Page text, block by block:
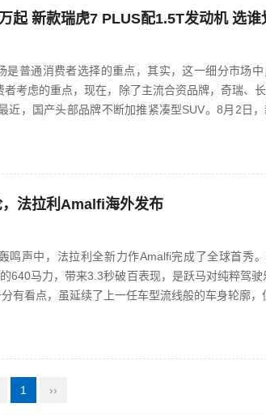
起 新款瑞虎7 PLUS配1.5T发动机 选谁
是普通消费者选择的重点，其实，这一细分市场
考虑的重点，现在，除了主流合资品牌，奇瑞、
法拉利Amalfi海外发布
鸣声中，法拉利全新力作Amalfi完成了全球首秀
马力，带来3.3秒破百表现，是跃马对纯粹驾驶乐
有看点，虽延续了上一任车型流线般的车身轮廓，
1 ››